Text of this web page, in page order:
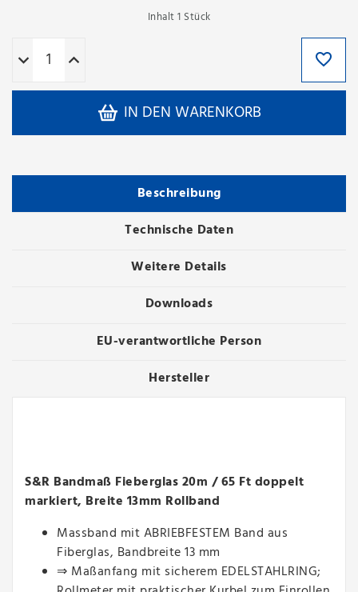
Inhalt1 Stück
IN DEN WARENKORB
Beschreibung
Technische Daten
Weitere Details
Downloads
EU-verantwortliche Person
Hersteller
S&R Bandmaß Fieberglas 20m / 65 Ft doppelt
markiert, Breite 13mm Rollband
Massband mit ABRIEBFESTEM Band aus
Fiberglas, Bandbreite 13 mm
⇒ Maßanfang mit sicherem EDELSTAHLRING;